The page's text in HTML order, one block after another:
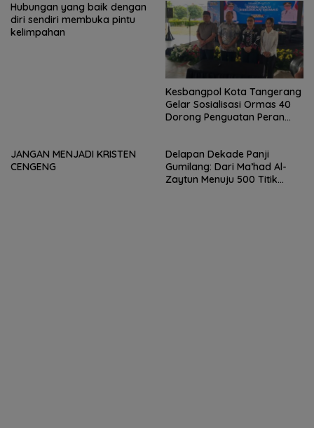
Hubungan yang baik dengan
diri sendiri membuka pintu
kelimpahan
Kesbangpol Kota Tangerang
Gelar Sosialisasi Ormas 40
Dorong Penguatan Peran
JANGAN MENJADI KRISTEN
CENGENG
Delapan Dekade Panji
Gumilang: Dari Ma’had Al-
Zaytun Menuju 500 Titik